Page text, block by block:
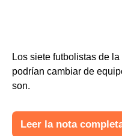
Los siete futbolistas de
podrían cambiar de
son.
Leer la nota